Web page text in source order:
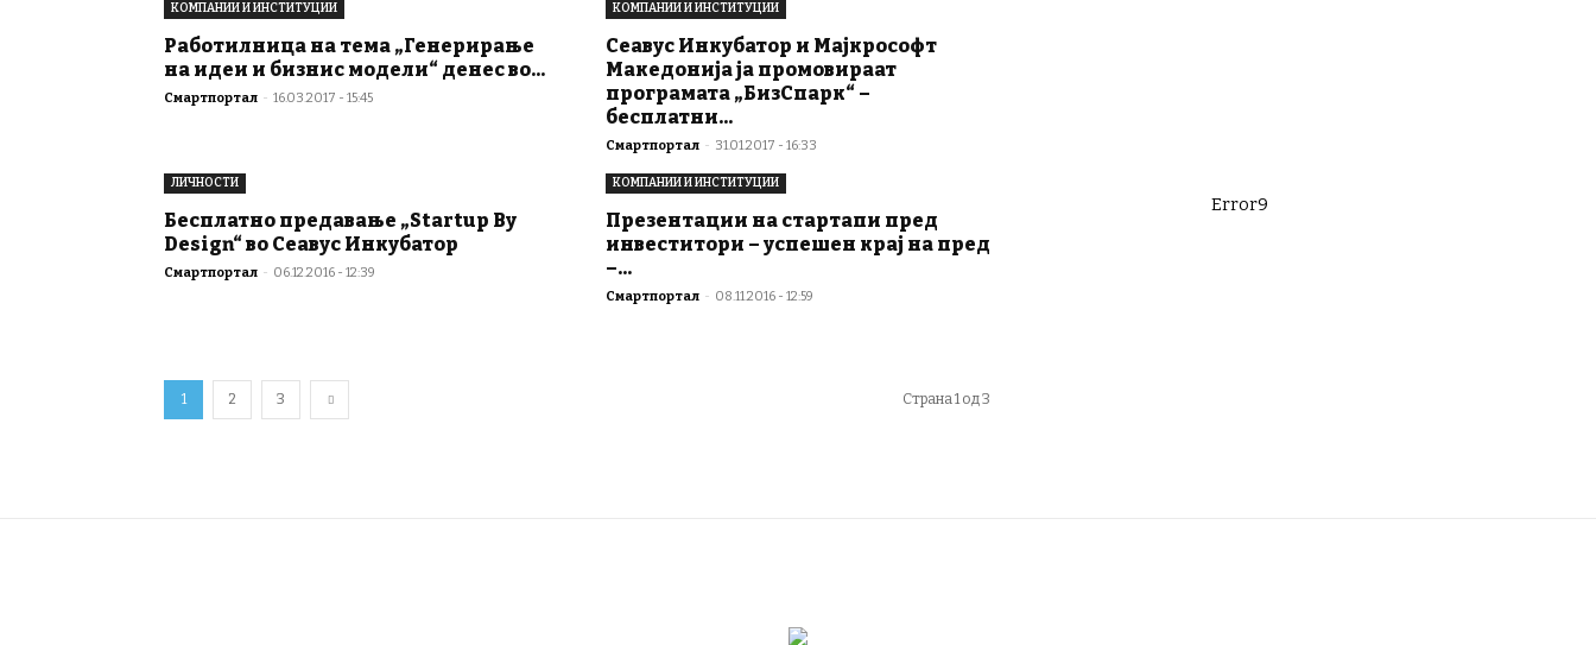
КОМПАНИИ И ИНСТИТУЦИИ
Работилница на тема „Генерирање
на идеи и бизнис модели“ денес во...
Смартпортал - 16.03.2017 - 15:45
КОМПАНИИ И ИНСТИТУЦИИ
Сеавус Инкубатор и Мајкрософт
Македонија ја промовираат
програмата „БизСпарк“ –
бесплатни...
Смартпортал - 31.01.2017 - 16:33
ЛИЧНОСТИ
Бесплатно предавање „Startup By
Design“ во Сеавус Инкубатор
Смартпортал - 06.12.2016 - 12:39
КОМПАНИИ И ИНСТИТУЦИИ
Презентации на стартапи пред
инвеститори – успешен крај на пред
–...
Смартпортал - 08.11.2016 - 12:59
1 2 3 Страна 1 од 3
Error9